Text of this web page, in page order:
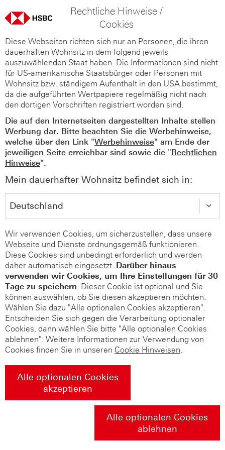
Rechtliche Hinweise /
Cookies
Diese Webseiten richten sich nur an Personen, die ihren
dauerhaften Wohnsitz in dem folgend jeweils
auszuwählenden Staat haben. Die Informationen sind nicht
für US-amerikanische Staatsbürger oder Personen mit
Wohnsitz bzw. ständigem Aufenthalt in den USA bestimmt,
da die aufgeführten Wertpapiere regelmäßig nicht nach
den dortigen Vorschriften registriert worden sind.
Die auf den Internetseiten dargestellten Inhalte stellen
Werbung dar. Bitte beachten Sie die Werbehinweise,
welche über den Link "Werbehinweise" am Ende der
jeweiligen Seite erreichbar sind sowie die "Rechtlichen
Hinweise".
Mein dauerhafter Wohnsitz befindet sich in:
Wir verwenden Cookies, um sicherzustellen, dass unsere
Webseite und Dienste ordnungsgemäß funktionieren.
Diese Cookies sind unbedingt erforderlich und werden
daher automatisch eingesetzt. Darüber hinaus
verwenden wir Cookies, um Ihre Einstellungen für 30
Tage zu speichern. Dieser Cookie ist optional und Sie
können auswählen, ob Sie diesen akzeptieren möchten.
Wählen Sie dazu "Alle optionalen Cookies akzeptieren".
Entscheiden Sie sich gegen die Verarbeitung optionaler
Cookies, dann wählen Sie bitte "Alle optionalen Cookies
ablehnen". Weitere Informationen zur Verwendung von
Cookies finden Sie in unseren Cookie Hinweisen.
Alle optionalen Cookies
akzeptieren
Alle optionalen Cookies
ablehnen